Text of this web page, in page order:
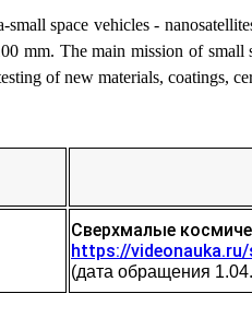
space vehicles -
mm. The main mission of
of new materials, coatings,
Сверхмалые
https://
(дата обращения